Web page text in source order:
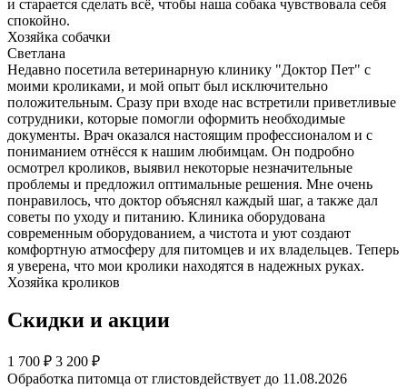
и старается сделать всё, чтобы наша собака чувствовала себя
спокойно.
Хозяйка собачки
Светлана
Недавно посетила ветеринарную клинику "Доктор Пет" с
моими кроликами, и мой опыт был исключительно
положительным. Сразу при входе нас встретили приветливые
сотрудники, которые помогли оформить необходимые
документы. Врач оказался настоящим профессионалом и с
пониманием отнёсся к нашим любимцам. Он подробно
осмотрел кроликов, выявил некоторые незначительные
проблемы и предложил оптимальные решения. Мне очень
понравилось, что доктор объяснял каждый шаг, а также дал
советы по уходу и питанию. Клиника оборудована
современным оборудованием, а чистота и уют создают
комфортную атмосферу для питомцев и их владельцев. Теперь
я уверена, что мои кролики находятся в надежных руках.
Хозяйка кроликов
Скидки и акции
1 700 ₽ 3 200 ₽
Обработка питомца от глистовдействует до 11.08.2026